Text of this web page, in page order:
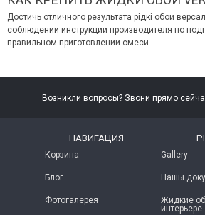
Достичь отличного результата рідкі обои
соблюдении инструкции производителя по
правильном приготовлении смеси.
Возникли вопросы? Звони прямо
НАВИГАЦИЯ
Корзина
Блог
Фотогалерея
Gallery
Нашы
Жидкие
интерьере